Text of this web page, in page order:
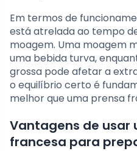
Em termos de
está atrelada ao tempo
moagem. Uma moagem
uma bebida turva,
grossa pode afetar a
o equilíbrio certo é
melhor que uma prensa
Vantagens de usar
francesa para